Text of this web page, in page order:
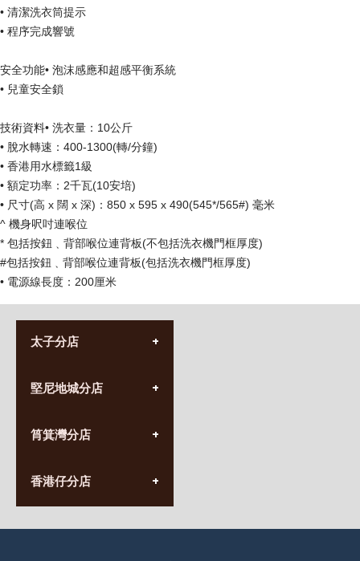
• 清潔洗衣筒提示
• 程序完成響號
安全功能• 泡沫感應和超感平衡系統
• 兒童安全鎖
技術資料• 洗衣量：10公斤
• 脫水轉速：400-1300(轉/分鐘)
• 香港用水標籤1級
• 額定功率：2千瓦(10安培)
• 尺寸(高 x 闊 x 深)：850 x 595 x 490(545*/565#) 毫米
^ 機身呎吋連喉位
* 包括按鈕﹑背部喉位連背板(不包括洗衣機門框厚度)
#包括按鈕﹑背部喉位連背板(包括洗衣機門框厚度)
• 電源線長度：200厘米
太子分店
營業時間:
九龍太子太子道西141號
堅尼地城分店
營業時間:
香港堅尼地城卑路乍街
(堅尼地城地鐵站B出口)
筲箕灣分店
營業時間:
(10:00am-20:30pm)
香港仔分店
營業時間: